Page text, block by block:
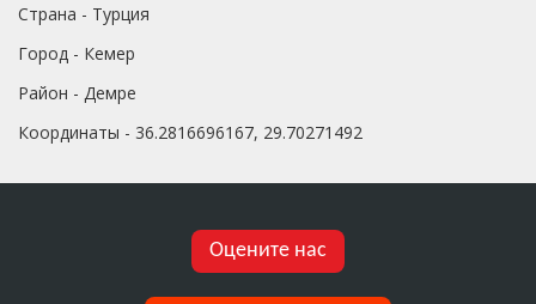
Страна - Турция
Город - Кемер
Район - Демре
Координаты - 36.2816696167, 29.70271492
Оцените нас